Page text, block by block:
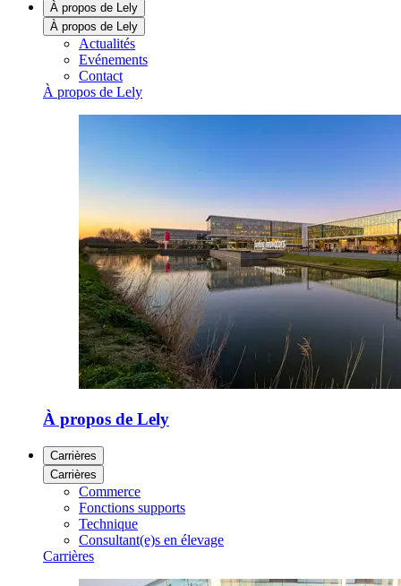
À propos de Lely
À propos de Lely
Actualités
Evénements
Contact
À propos de Lely
À propos de Lely
Carrières
Carrières
Commerce
Fonctions supports
Technique
Consultant(e)s en élevage
Carrières